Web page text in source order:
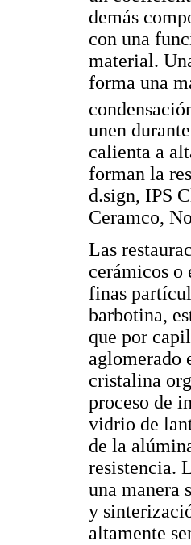
demás
con una
material.
forma una
unen
calienta a
forman la
d.sign, IPS
Ceramco,
Las
cerámicos o
finas
barbotina,
que por
aglomerado
cristalina
proceso de
vidrio de
de la
resistencia.
una manera
y
altamente